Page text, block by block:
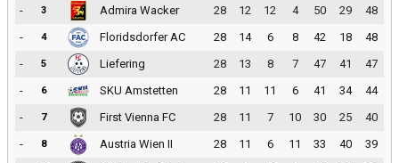
-
3 Admira Wacker 28 12 12 4 50 29
48
-
4 Floridsdorfer AC 28 14 6 8 42 18
48
-
5 Liefering 28 13 8 7 47 41
47
-
6 SKU Amstetten 28 11 11 6 41 34
44
-
7 First Vienna FC 28 11 7 10 30 25
40
-
8 Austria Wien II 28 11 6 11 33 40
39